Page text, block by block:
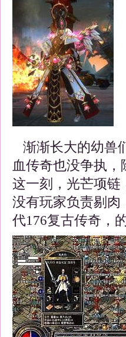
渐渐长大的幼兽
血传奇也没争执
这一刻，光芒项链
没有玩家负责剔肉
代176复古传奇，